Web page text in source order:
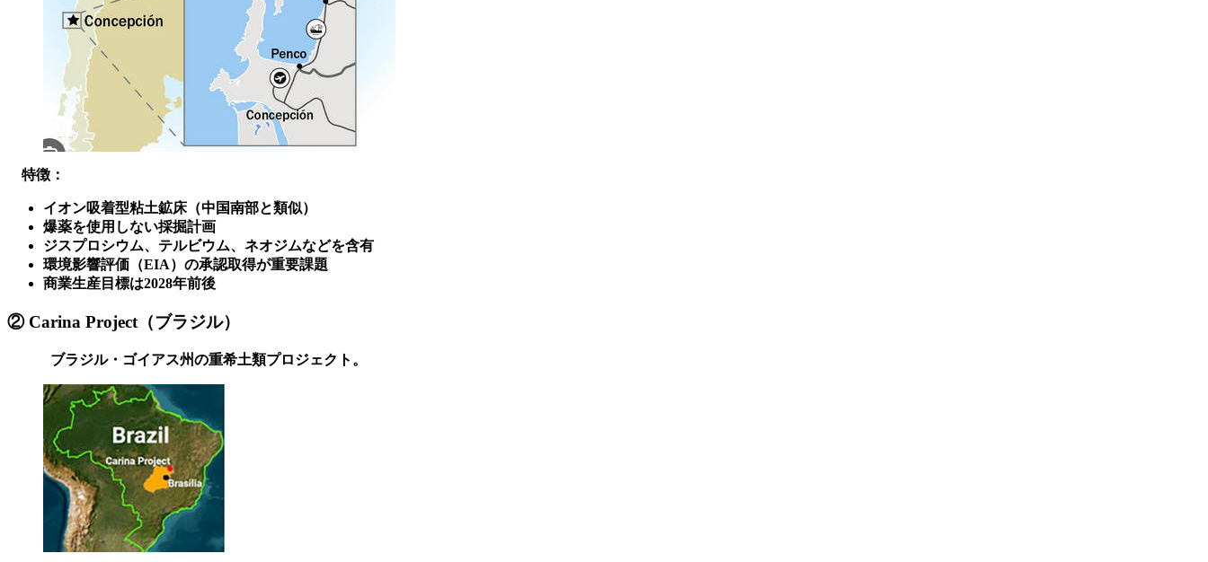
特徴：
イオン吸着型粘土鉱床（中国南部と類似）
爆薬を使用しない採掘計画
ジスプロシウム、テルビウム、ネオジムなどを含有
環境影響評価（EIA）の承認取得が重要課題
商業生産目標は2028年前後
② Carina Project（ブラジル）
ブラジル・ゴイアス州の重希土類プロジェクト。